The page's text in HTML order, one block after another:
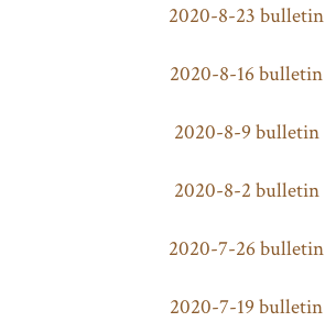
2020-8-23 bulletin
2020-8-16 bulletin
2020-8-9 bulletin
2020-8-2 bulletin
2020-7-26 bulletin
2020-7-19 bulletin